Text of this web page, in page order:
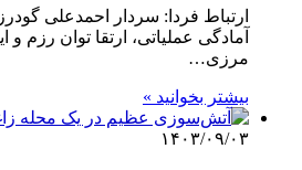
ارتباط فردا: سردار احمدعلی
آمادگی عملیاتی، ارتقا توان رزم
مرزی…
بیشتر بخوانید »
۱۴۰۳/۰۹/۰۳